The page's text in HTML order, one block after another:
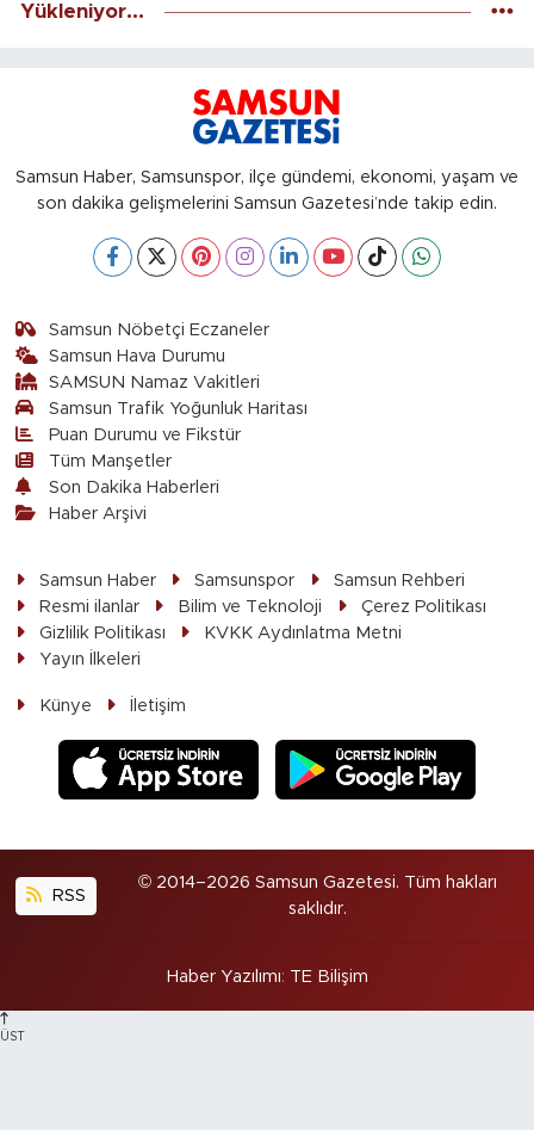
Yükleniyor...
Samsun Haber, Samsunspor, ilçe gündemi, ekonomi, yaşam ve
son dakika gelişmelerini Samsun Gazetesi’nde takip edin.
Samsun Nöbetçi Eczaneler
Samsun Hava Durumu
SAMSUN Namaz Vakitleri
Samsun Trafik Yoğunluk Haritası
Puan Durumu ve Fikstür
Tüm Manşetler
Son Dakika Haberleri
Haber Arşivi
Samsun Haber Samsunspor
Samsun Rehberi
Resmi ilanlar
Bilim ve Teknoloji
Çerez Politikası
Gizlilik Politikası
KVKK Aydınlatma Metni
Yayın İlkeleri
Künye İletişim
RSS
© 2014–2026 Samsun Gazetesi. Tüm hakları
saklıdır.
Haber Yazılımı: TE Bilişim
ÜST